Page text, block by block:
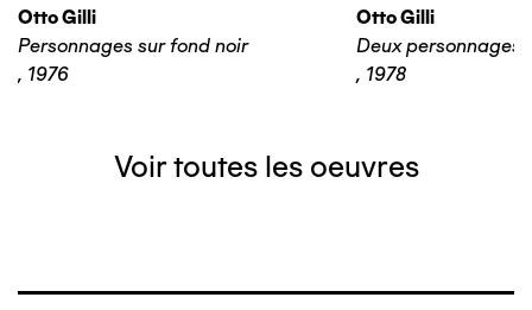
Otto Gilli
Personnages sur fond noir
, 1976
Otto Gilli
Deux personnages
, 1978
Voir toutes les oeuvres